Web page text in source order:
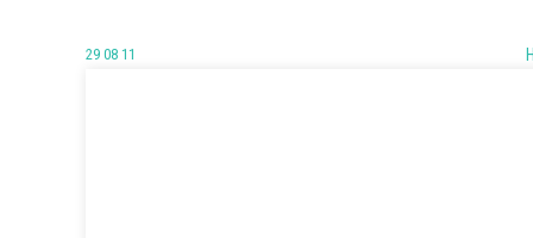
29 08 11